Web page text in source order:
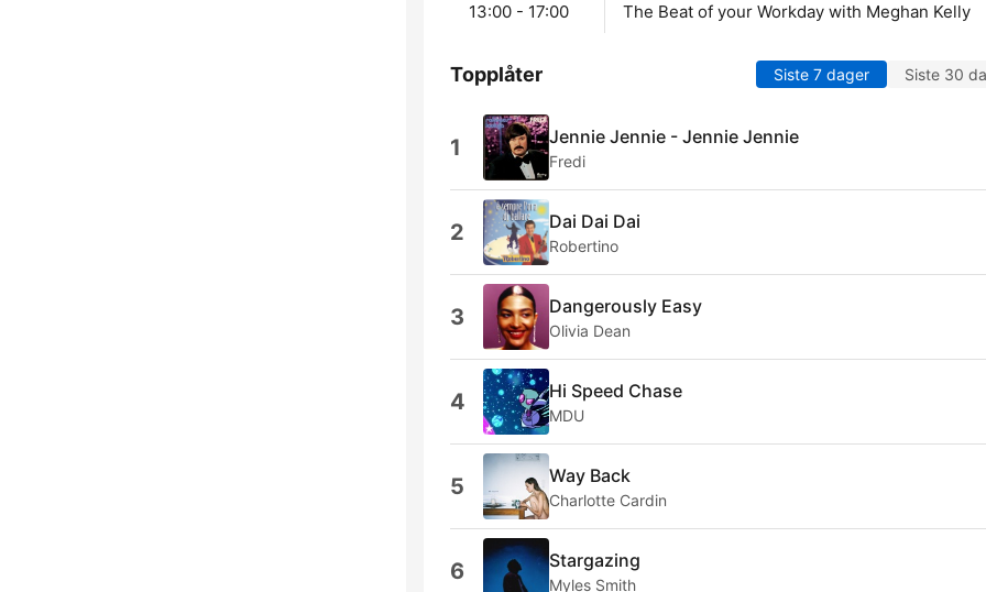
13:00 - 17:00 The Beat of your Workday with Meghan Kelly
Topplåter Siste 7 dager Siste 30
1 Jennie Jennie - Jennie Jennie
Fredi
2 Dai Dai Dai
Robertino
3 Dangerously Easy
Olivia Dean
4 Hi Speed Chase
MDU
5 Way Back
Charlotte Cardin
6 Stargazing
Myles Smith